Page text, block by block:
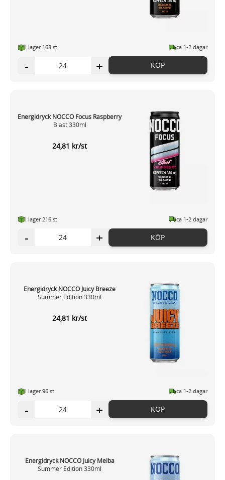
I lager 168 st ca 1-2 dagar
- + KÖP
Energidryck NOCCO Focus Raspberry
Blast 330ml
24,81 kr/st
I lager 216 st ca 1-2 dagar
- + KÖP
Energidryck NOCCO Juicy Breeze
Summer Edition 330ml
24,81 kr/st
I lager 96 st ca 1-2 dagar
- + KÖP
Energidryck NOCCO Juicy Melba
Summer Edition 330ml